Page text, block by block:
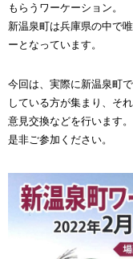
もらうワーケーション。
新温泉町は兵庫県の中で
ーとなっています。
今回は、実際に新温泉町
している方が集まり、そ
意見交換などを行います。
是非ご参加ください。